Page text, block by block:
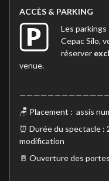
ACCÈS & PARKING
Les
Cepac Silo,
réserver
venue.
🪑 Placement : assis
⏰ Durée du spectacle :
modification
🚪 Ouverture des